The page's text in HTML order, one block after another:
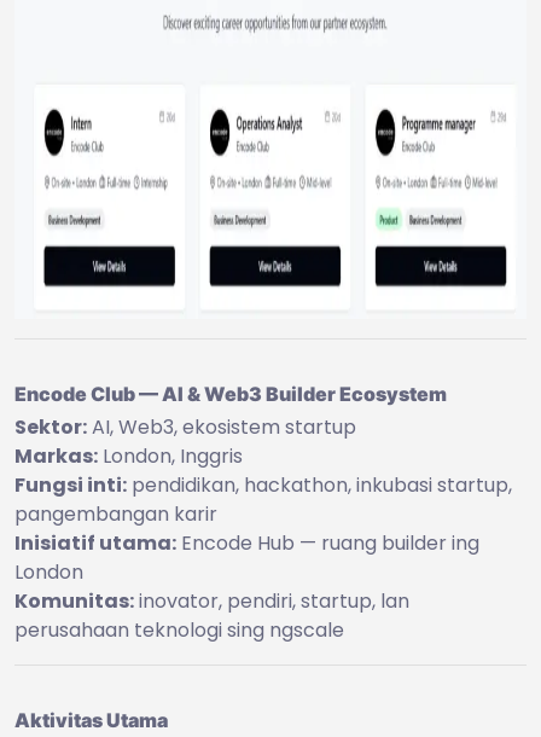
Encode Club — AI & Web3 Builder Ecosystem
Sektor:AI, Web3, ekosistem startup
Markas: London, Inggris
Fungsi inti: pendidikan, hackathon, inkubasi startup,
pangembangan karir
Inisiatif utama: Encode Hub — ruang builder ing
London
Komunitas:inovator, pendiri, startup, lan
perusahaan teknologi sing ngscale
Aktivitas Utama